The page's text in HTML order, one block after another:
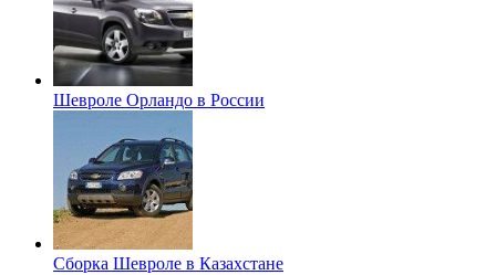
Шевроле Орландо в России
Сборка Шевроле в Казахстане